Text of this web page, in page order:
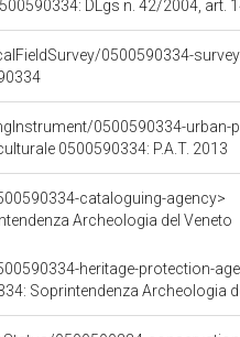
DLgs n. 42/2004, art.
0500590334-
0500590334-urban-
0500590334: P.A.T. 2013
cataloguing-agency>
Archeologia del Veneto
heritage-protection-
Soprintendenza Archeologia